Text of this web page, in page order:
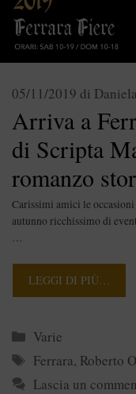
Arriva a
di Scripta
romanzo
05/11/2019 di
Carissimi amici le
autunno ricchissimo di
…
LEGGI DI PIÙ…
Categorie
Varie
Tag
Ferrara, Roberto
Lascia un